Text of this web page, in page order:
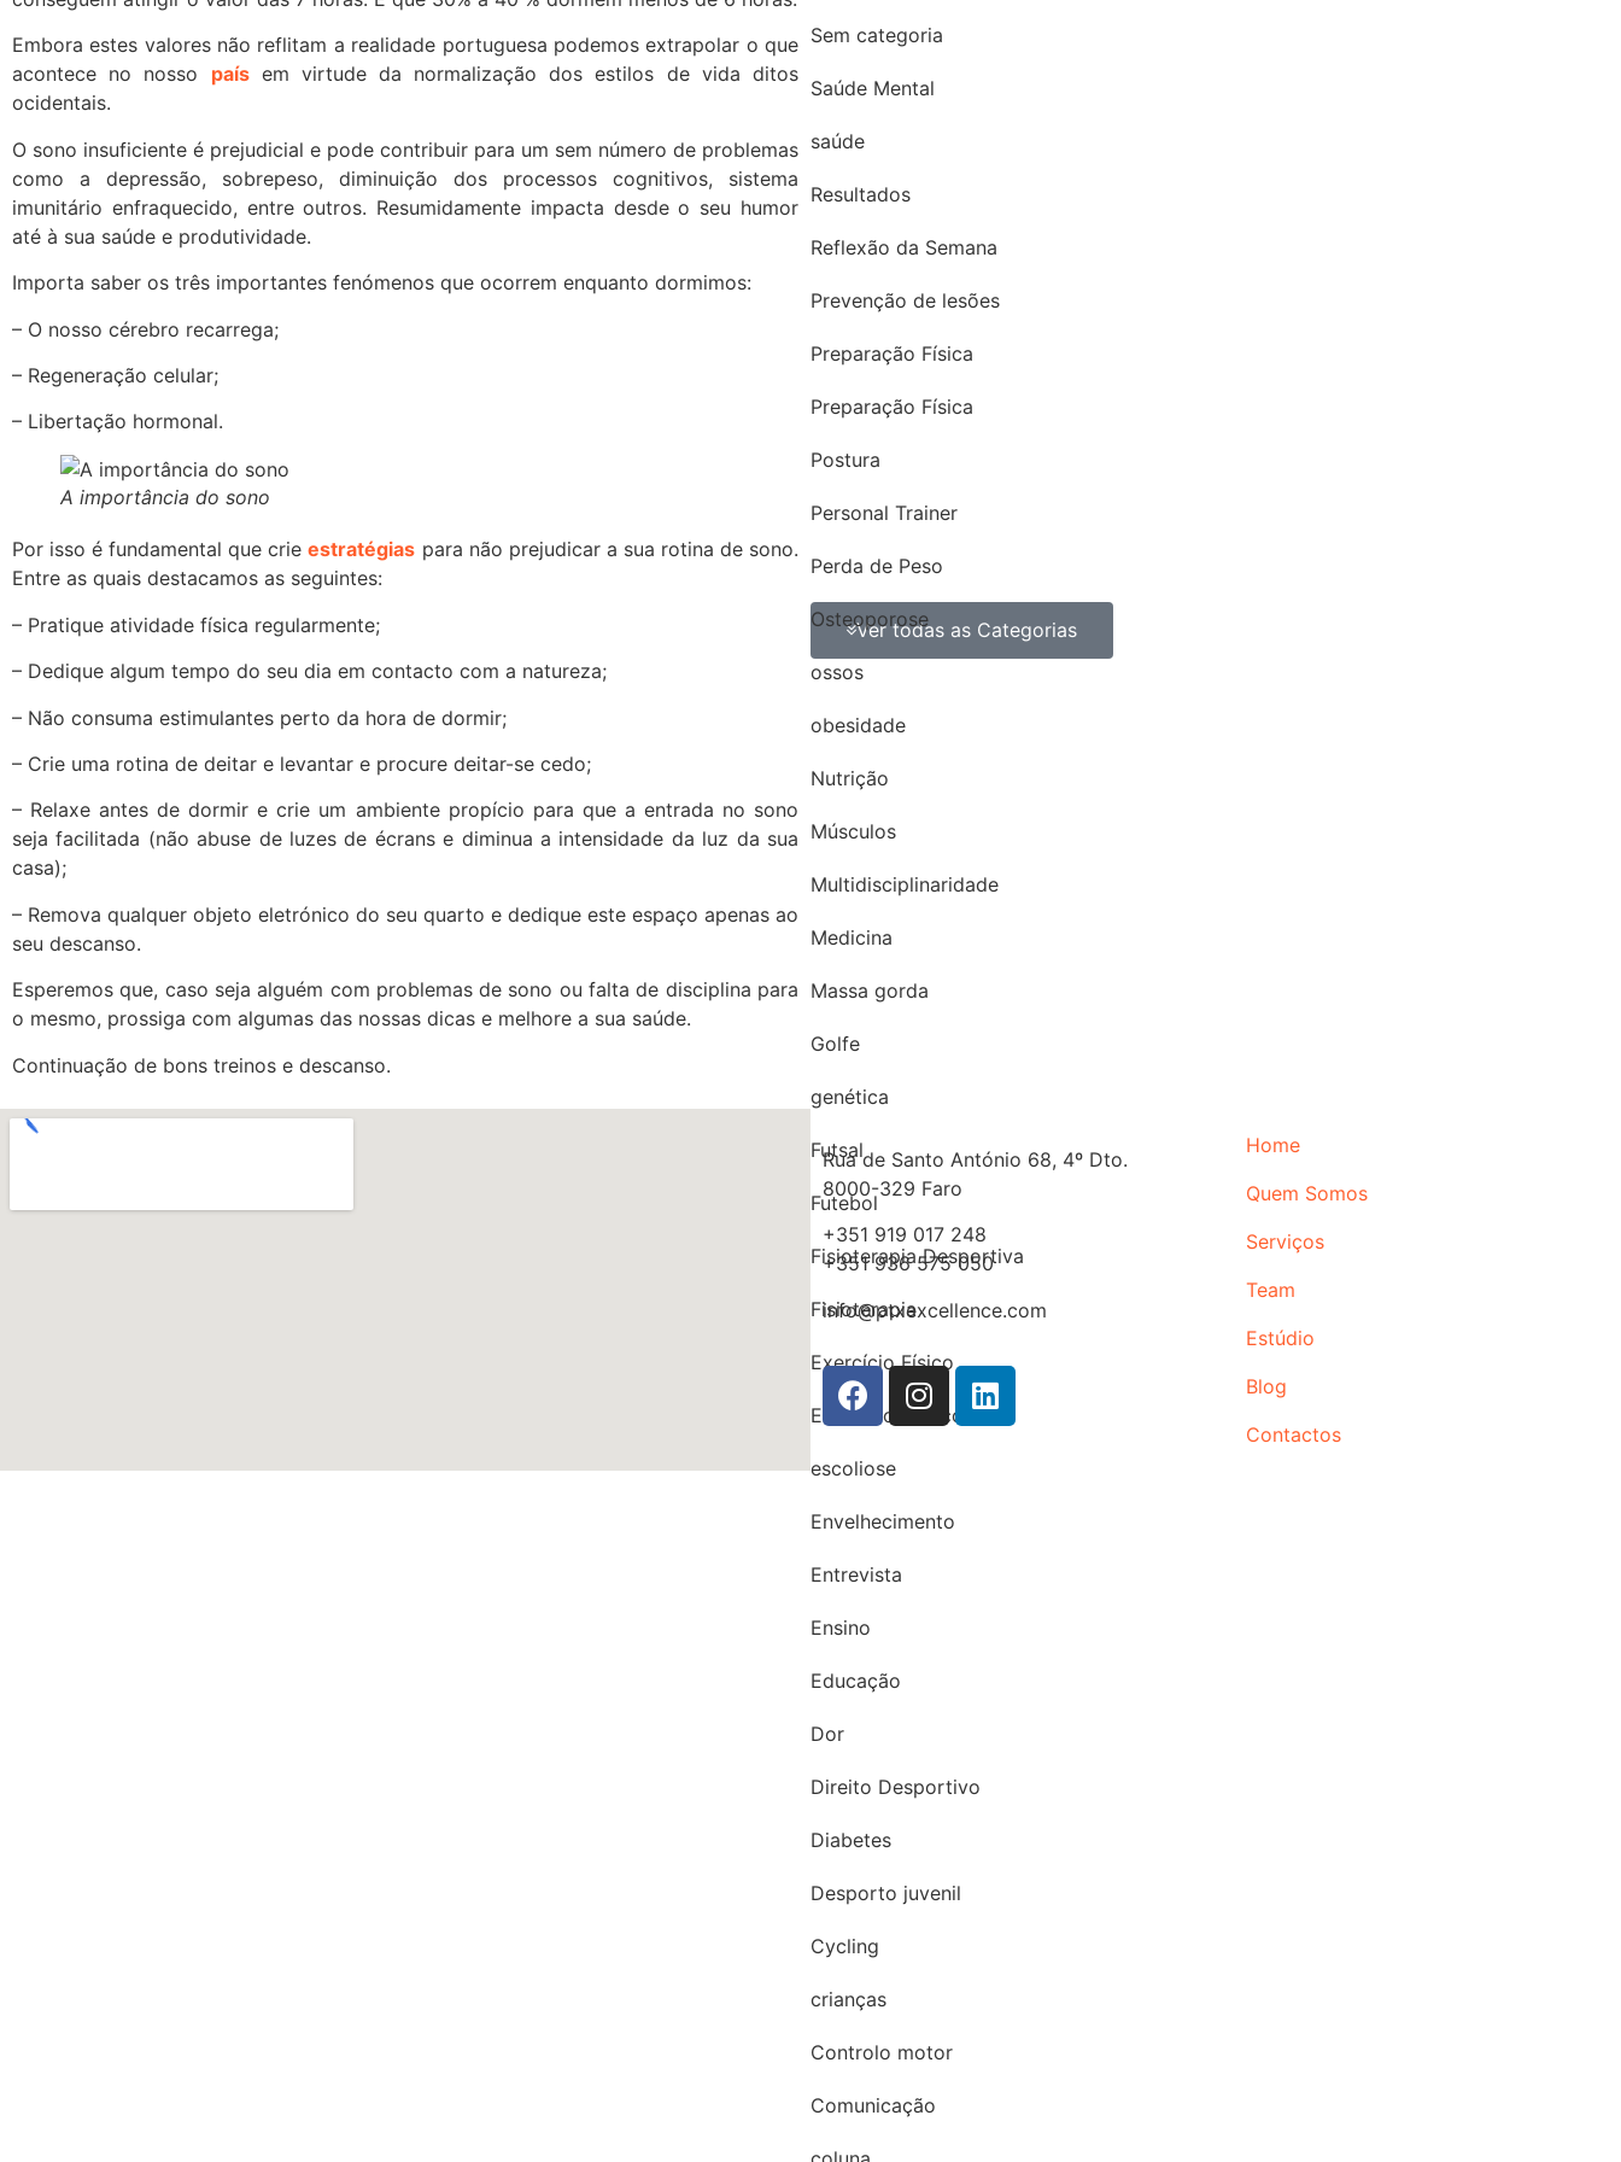
Embora estes valores não reflitam a realidade portuguesa podemos extrapolar o que
acontece no nosso paísem virtude da normalização dos estilos de vida ditos
ocidentais.
O sono insuficiente é prejudicial e pode contribuir para um sem número de problemas
como a depressão, sobrepeso, diminuição dos processos cognitivos, sistema
imunitário enfraquecido, entre outros. Resumidamente impacta desde o seu humor
até à sua saúde e produtividade.
Importa saber os três importantes fenómenos que ocorrem enquanto dormimos:
– O nosso cérebro recarrega;
– Regeneração celular;
– Libertação hormonal.
A importância do sono
Por isso é fundamental que crieestratégias para não prejudicar a sua rotina de sono.
Entre as quais destacamos as seguintes:
– Pratique atividade física regularmente;
– Dedique algum tempo do seu dia em contacto com a natureza;
– Não consuma estimulantes perto da hora de dormir;
– Crie uma rotina de deitar e levantar e procure deitar-se cedo;
– Relaxe antes de dormir e crie um ambiente propício para que a entrada no sono
seja facilitada (não abuse de luzes de écrans e diminua a intensidade da luz da sua
casa);
– Remova qualquer objeto eletrónico do seu quarto e dedique este espaço apenas ao
seu descanso.
Esperemos que, caso seja alguém com problemas de sono ou falta de disciplina para
o mesmo, prossiga com algumas das nossas dicas e melhore a sua saúde.
Continuação de bons treinos e descanso.
Sem categoria
Saúde Mental
saúde
Resultados
Reflexão da Semana
Prevenção de lesões
Preparação Física
Preparação Física
Postura
Personal Trainer
Perda de Peso
Osteoporose
ossos
obesidade
Nutrição
Músculos
Multidisciplinaridade
Medicina
Massa gorda
Golfe
genética
Futsal
Futebol
Fisioterapia Desportiva
Fisioterapia
Exercício Físico
Exercício Clínico
escoliose
Envelhecimento
Entrevista
Ensino
Educação
Dor
Direito Desportivo
Diabetes
Desporto juvenil
Cycling
crianças
Controlo motor
Comunicação
Ver todas as Categorias
Rua de Santo António 68, 4º Dto.
8000-329 Faro
+351 919 017 248
+351 936 575 050
info@ptxexcellence.com
Home
Quem Somos
Serviços
Team
Estúdio
Blog
Contactos